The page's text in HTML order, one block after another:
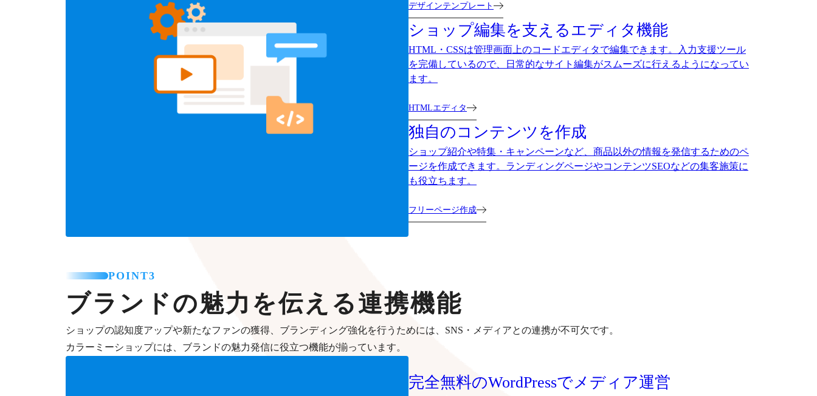
デザインテンプレート
ショップ編集を支えるエディタ機能
HTML・CSSは管理画面上のコードエディタで編集できます。入力支援ツール
を完備しているので、日常的なサイト編集がスムーズに行えるようになってい
ます。
HTMLエディタ
独自のコンテンツを作成
ショップ紹介や特集・キャンペーンなど、商品以外の情報を発信するためのペ
ージを作成できます。ランディングページやコンテンツSEOなどの集客施策に
も役立ちます。
フリーページ作成
POINT3
ブランドの魅力を伝える連携機能
ショップの認知度アップや新たなファンの獲得、ブランディング強化を行うためには、SNS・メディアとの連携が不可欠です。
カラーミーショップには、ブランドの魅力発信に役立つ機能が揃っています。
完全無料のWordPressでメディア運営